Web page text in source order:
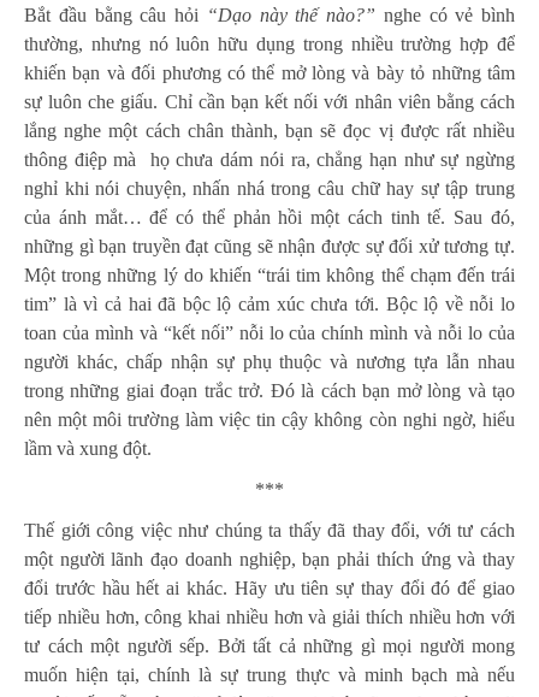
Bắt đầu bằng câu hỏi “Dạo này thế nào?” nghe có vẻ bình
thường, nhưng nó luôn hữu dụng trong nhiều trường hợp để
khiến bạn và đối phương có thể mở lòng và bày tỏ những tâm
sự luôn che giấu. Chỉ cần bạn kết nối với nhân viên bằng cách
lắng nghe một cách chân thành, bạn sẽ đọc vị được rất nhiều
thông điệp mà họ chưa dám nói ra, chẳng hạn như sự ngừng
nghỉ khi nói chuyện, nhấn nhá trong câu chữ hay sự tập trung
của ánh mắt… để có thể phản hồi một cách tinh tế. Sau đó,
những gì bạn truyền đạt cũng sẽ nhận được sự đối xử tương tự.
Một trong những lý do khiến “trái tim không thể chạm đến trái
tim” là vì cả hai đã bộc lộ cảm xúc chưa tới. Bộc lộ về nỗi lo
toan của mình và “kết nối” nỗi lo của chính mình và nỗi lo của
người khác, chấp nhận sự phụ thuộc và nương tựa lẫn nhau
trong những giai đoạn trắc trở. Đó là cách bạn mở lòng và tạo
nên một môi trường làm việc tin cậy không còn nghi ngờ, hiểu
lầm và xung đột.
***
Thế giới công việc như chúng ta thấy đã thay đổi, với tư cách
một người lãnh đạo doanh nghiệp, bạn phải thích ứng và thay
đổi trước hầu hết ai khác. Hãy ưu tiên sự thay đổi đó để giao
tiếp nhiều hơn, công khai nhiều hơn và giải thích nhiều hơn với
tư cách một người sếp. Bởi tất cả những gì mọi người mong
muốn hiện tại, chính là sự trung thực và minh bạch mà nếu